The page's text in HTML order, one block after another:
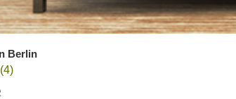
Berlin
(4)